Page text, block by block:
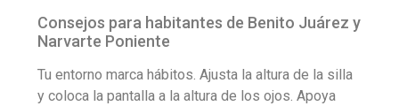
Consejos para habitantes de Benito Juárez y
Narvarte Poniente
Tu entorno marca hábitos. Ajusta la altura de la silla
y coloca la pantalla a la altura de los ojos. Apoya